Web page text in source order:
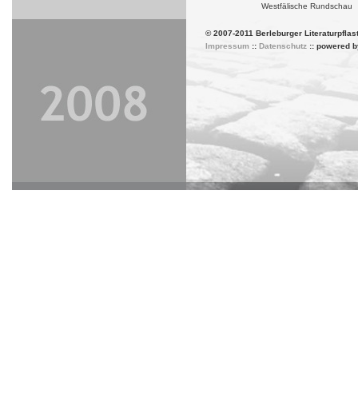
Westfälische Rundschau
© 2007-2011 Berleburger
Impressum:: Datenschutz:: powered